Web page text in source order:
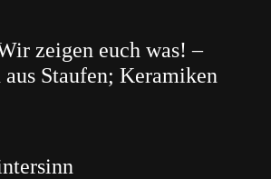
zeigen euch was! –
aus Staufen; Keramiken